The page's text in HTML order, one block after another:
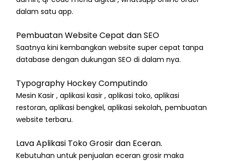
dalam satu app.
Pembuatan Website Cepat dan SEO
Saatnya kini kembangkan website super cepat tanpa
database dengan dukungan SEO di dalam nya.
Typography Hockey Computindo
Mesin Kasir , aplikasi kasir , aplikasi toko, aplikasi
restoran, aplikasi bengkel, aplikasi sekolah, pembuatan
website terbaru.
Lava Aplikasi Toko Grosir dan Eceran.
Kebutuhan untuk penjualan eceran grosir maka